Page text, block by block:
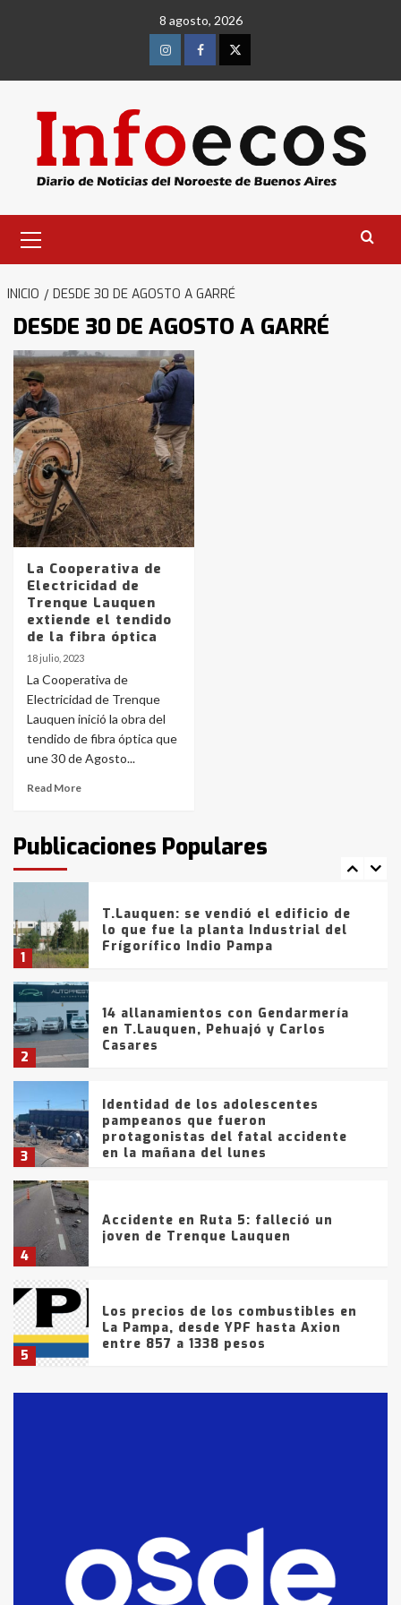
8 agosto, 2026
InstagramFacebookTwitter
primario
INICIO DESDE 30 DE AGOSTO A GARRÉ
DESDE 30 DE AGOSTO A GARRÉ
La Cooperativa de
Electricidad de
Trenque Lauquen
extiende el tendido
de la fibra óptica
18 julio, 2023
La Cooperativa de
Electricidad de Trenque
Lauquen inició la obra del
tendido de fibra óptica que
une 30 de Agosto...
Read More
Publicaciones Populares
3
Identidad de los adolescentes
pampeanos que fueron
protagonistas del fatal accidente
en la mañana del lunes
4
Accidente en Ruta 5: falleció un
joven de Trenque Lauquen
5
Los precios de los combustibles en
La Pampa, desde YPF hasta Axion
entre 857 a 1338 pesos
6
La Bolsa de Cereales de Bahía
Blanca anticipa que Agosto vendrá
con lluvias y heladas, en gran parte
de la provincia
fueron detenidos por
comercialización de drogas en la
tarde del sábado
1
T.Lauquen: se vendió el edificio de
lo que fue la planta Industrial del
Frígorífico Indio Pampa
2
14 allanamientos con Gendarmería
en T.Lauquen, Pehuajó y Carlos
Casares
3
Identidad de los adolescentes
pampeanos que fueron
protagonistas del fatal accidente
en la mañana del lunes
4
Accidente en Ruta 5: falleció un
joven de Trenque Lauquen
5
Los precios de los combustibles en
La Pampa, desde YPF hasta Axion
entre 857 a 1338 pesos
fueron detenidos por
comercialización de drogas en la
tarde del sábado